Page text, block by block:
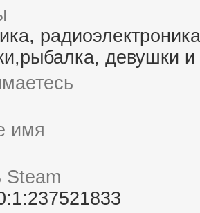
девушки
имя